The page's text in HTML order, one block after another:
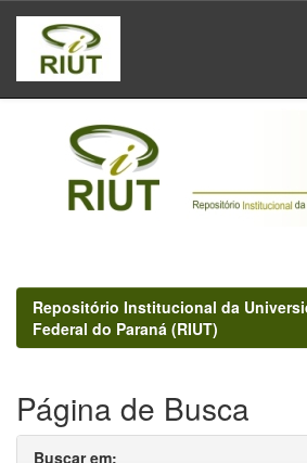
Skip
navigation
Repositório Institucional da
Federal do Paraná (RIUT)
Página de Busca
Buscar em: